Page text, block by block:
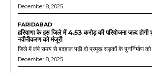
December 8, 2025
FARIDABAD
हरियाणा के इस जिले में 4.53 करोड़ की परियोजना जल्द
नवीनीकरण को मंजूरी
जिले में लंबे समय से बदहाल पड़ी दो प्रमुख सड़कों के पुनर्निर्माण को
December 8, 2025